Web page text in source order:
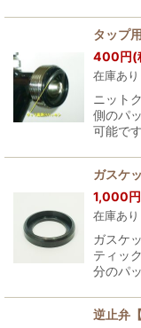
タップ
400円(
在庫あり
ニット
側のパ
可能です
ガスケ
1,000円
在庫あり
ガスケ
ティッ
分のパ
逆止弁